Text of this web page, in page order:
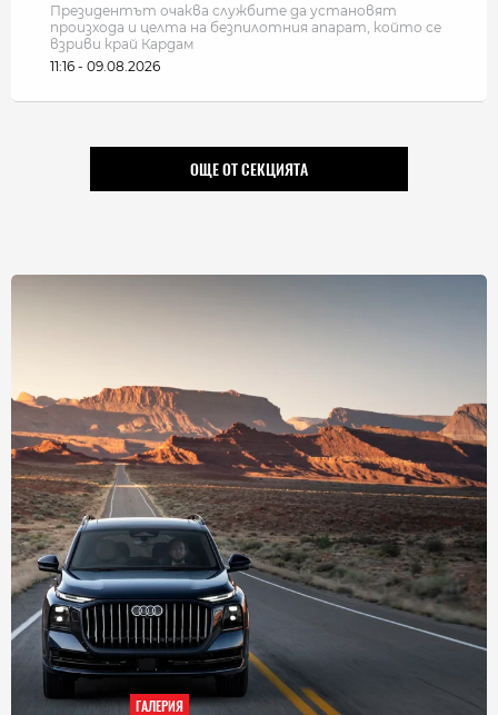
Президентът очаква службите да установят
произхода и целта на безпилотния апарат, който се
взриви край Кардам
11:16 - 09.08.2026
ОЩЕ ОТ СЕКЦИЯТА
ГАЛЕРИЯ